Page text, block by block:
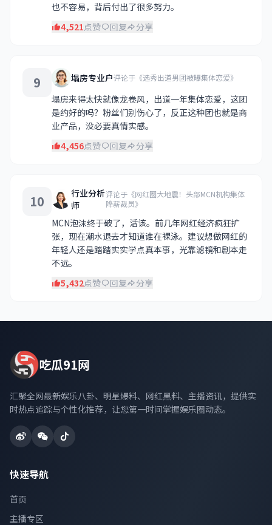
也不容易，背后付出了很多努力。
4,521点赞 回复 分享
9 塌房专业户评论于《选秀出道男团被曝集体恋爱》
塌房来得太快就像龙卷风，出道一年集体恋爱，这团
是约好的吗？粉丝们别伤心了，反正这种团也就是商
业产品，没必要真情实感。
4,456点赞 回复 分享
10
行业分析
师
评论于《网红圈大地震！头部MCN机构集体
降薪裁员》
MCN泡沫终于破了，活该。前几年网红经济疯狂扩
张，现在潮水退去才知道谁在裸泳。建议想做网红的
年轻人还是踏踏实实学点真本事，光靠滤镜和剧本走
不远。
5,432点赞 回复 分享
吃瓜91网
汇聚全网最新娱乐八卦、明星爆料、网红黑料、主播资讯，提供实
时热点追踪与个性化推荐，让您第一时间掌握娱乐圈动态。
快速导航
首页
主播专区